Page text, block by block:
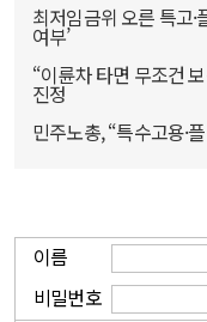
최저임금위 오른 특고·
여부’
“이륜차 타면 무조건
진정
민주노총, “특수고용·
이름
비밀번호